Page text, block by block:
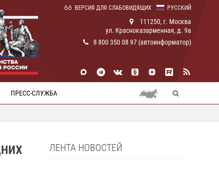
РУССКИЙ
ВЕРСИЯ ДЛЯ СЛАБОВИДЯЩИХ
111250, г. Москва
ул. Красноказарменная, д. 9а
8 800 350 08 97 (автоинформатор)
ПРЕСС-СЛУЖБА
ЛЕНТА НОВОСТЕЙ